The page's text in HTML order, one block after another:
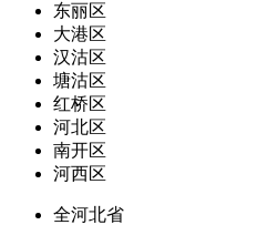
东丽区
大港区
汉沽区
塘沽区
红桥区
河北区
南开区
河西区
全河北省